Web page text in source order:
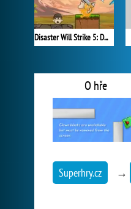
Disaster Will Strike 5: Defender
O hře
Superhry.cz →